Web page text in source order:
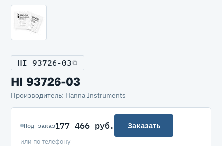
HI 93726-03
HI 93726-03
Производитель: Hanna Instruments
Под заказ177 466 руб. Заказать
или по телефону